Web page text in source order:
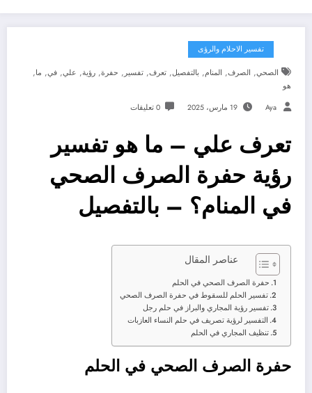
تفسير الاحلام والرؤى
الصحي, الصرف, المنام, بالتفصيل, تعرف, تفسير , حفرة, رؤية, علي, في, ما,
هو
Aya 19 مارس، 2025 0 تعليقات
تعرف علي – ما هو تفسير
رؤية حفرة الصرف الصحي
في المنام؟ – بالتفصيل
عناصر المقال
حفرة الصرف الصحي في الحلم
تفسير الحلم للسقوط في حفرة الصرف الصحي
تفسير رؤية المجاري والبراز في حلم رجل
التفسير لرؤية تصريف في حلم النساء العازبات
تنظيف المجاري في الحلم
حفرة الصرف الصحي في الحلم